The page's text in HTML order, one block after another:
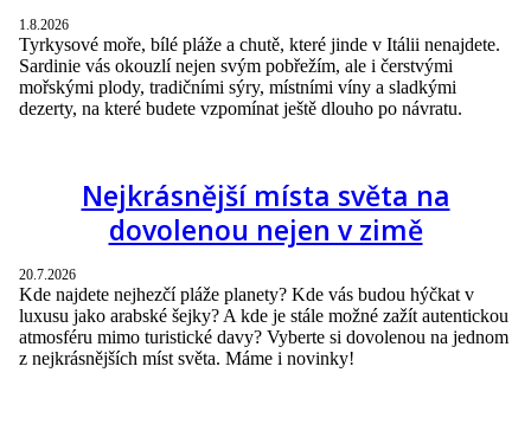
1.8.2026
Tyrkysové moře, bílé pláže a chutě, které jinde v Itálii nenajdete.
Sardinie vás okouzlí nejen svým pobřežím, ale i čerstvými
mořskými plody, tradičními sýry, místními víny a sladkými
dezerty, na které budete vzpomínat ještě dlouho po návratu.
Nejkrásnější místa světa na
dovolenou nejen v zimě
20.7.2026
Kde najdete nejhezčí pláže planety? Kde vás budou hýčkat v
luxusu jako arabské šejky? A kde je stále možné zažít autentickou
atmosféru mimo turistické davy? Vyberte si dovolenou na jednom
z nejkrásnějších míst světa. Máme i novinky!